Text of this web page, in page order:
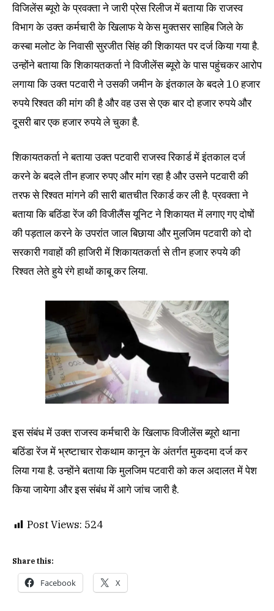
विजिलेंस ब्यूरो के प्रवक्ता ने जारी प्रेस रिलीज में बताया कि राजस्व
विभाग के उक्त कर्मचारी के खिलाफ ये केस मुक्तसर साहिब जिले के
कस्बा मलोट के निवासी सुरजीत सिंह की शिकायत पर दर्ज किया गया है.
उन्होंने बताया कि शिकायतकर्ता ने विजीलेंस ब्यूरो के पास पहुंचकर आरोप
लगाया कि उक्त पटवारी ने उसकी जमीन के इंतकाल के बदले 10 हजार
रुपये रिश्वत की मांग की है और वह उस से एक बार दो हजार रुपये और
दूसरी बार एक हजार रुपये ले चुका है.
शिकायतकर्ता ने बताया उक्त पटवारी राजस्व रिकार्ड में इंतकाल दर्ज
करने के बदले तीन हजार रुपए और मांग रहा है और उसने पटवारी की
तरफ से रिश्वत मांगने की सारी बातचीत रिकार्ड कर ली है. प्रवक्ता ने
बताया कि बठिंडा रेंज की विजीलैंस यूनिट ने शिकायत में लगाए गए दोषों
की पड़ताल करने के उपरांत जाल बिछाया और मुलजिम पटवारी को दो
सरकारी गवाहों की हाजिरी में शिकायतकर्ता से तीन हजार रुपये की
रिश्वत लेते हुये रंगे हाथों काबू कर लिया.
इस संबंध में उक्त राजस्व कर्मचारी के खिलाफ विजीलेंस ब्यूरो थाना
बठिंडा रेंज में भ्रष्टाचार रोकथाम कानून के अंतर्गत मुकदमा दर्ज कर
लिया गया है. उन्होंने बताया कि मुलजिम पटवारी को कल अदालत में पेश
किया जायेगा और इस संबंध में आगे जांच जारी है.
Post Views: 524
Share this:
Facebook X